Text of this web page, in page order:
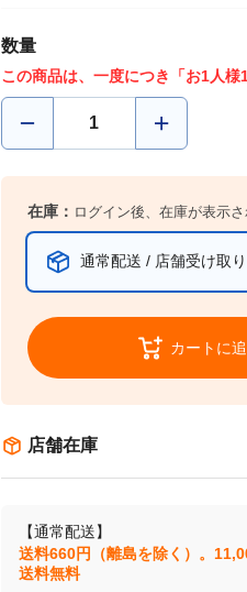
数量
この商品は、一度につき「お1人様
在庫： ログイン後、在庫が表示
通常配送 / 店舗受け取り
カートに
店舗在庫
【通常配送】
送料660円（離島を除く）。
送料無料